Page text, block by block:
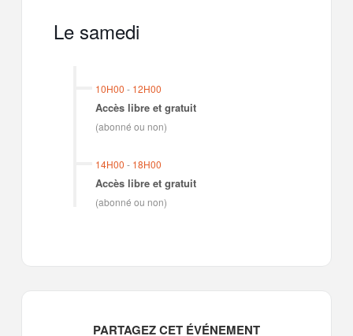
Le samedi
10H00 - 12H00
Accès libre et gratuit
(abonné ou non)
14H00 - 18H00
Accès libre et gratuit
(abonné ou non)
PARTAGEZ CET ÉVÉNEMENT